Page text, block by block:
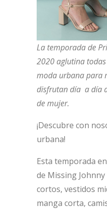
La temporada de
2020 aglutina
moda urbana para
disfrutan día a día
de mujer.
¡Descubre con
urbana!
Esta temporada
de Missing
cortos, vestidos
manga corta,